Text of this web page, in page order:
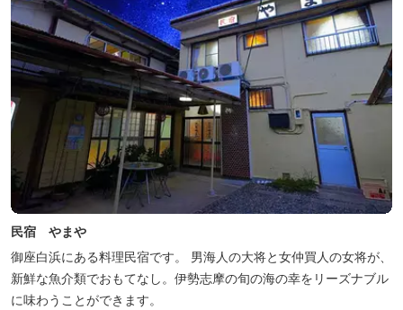
民宿 やまや
御座白浜にある料理民宿です。 男海人の大将と女仲買人の女将が、
新鮮な魚介類でおもてなし。伊勢志摩の旬の海の幸をリーズナブル
に味わうことができます。